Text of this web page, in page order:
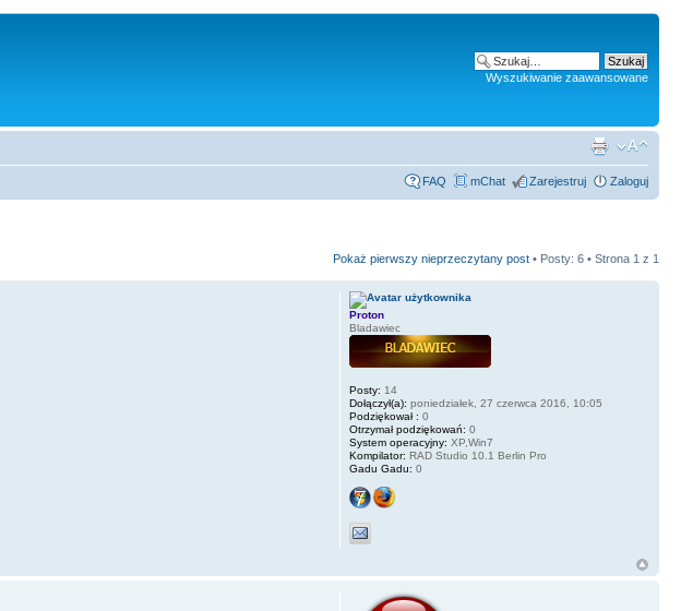
Wyszukiwanie zaawansowane
FAQ mChat Zarejestruj Zaloguj
Pokaż pierwszy nieprzeczytany post • Posty: 6 • Strona 1 z 1
Proton
Bladawiec
Posty: 14
Dołączył(a): poniedziałek, 27 czerwca 2016, 10:05
Podziękował : 0
Otrzymał podziękowań: 0
System operacyjny: XP,Win7
Kompilator: RAD Studio 10.1 Berlin Pro
Gadu Gadu: 0